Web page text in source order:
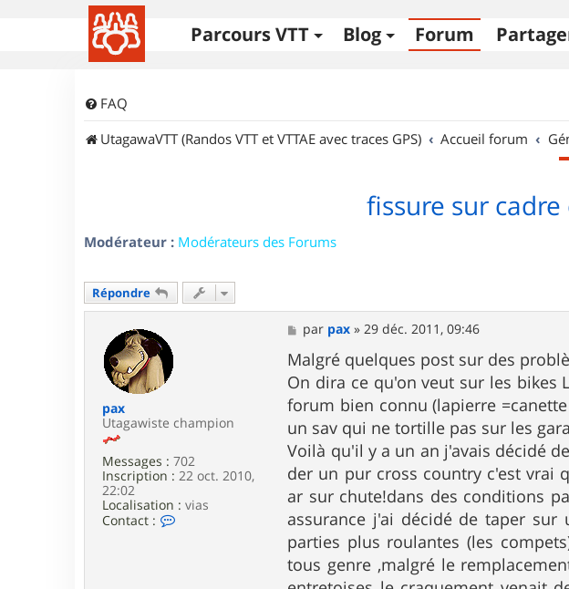
Parcours VTT Blog Forum
FAQ
UtagawaVTT (Randos VTT et VTTAE avec traces GPS)
Accueil forum
fissure sur cadre
Modérateur : Modérateurs des Forums
Répondre
pax
Utagawiste champion
Messages : 702
Inscription : 22 oct. 2010,
22:02
Localisation : vias
Contact :
M
e
s
s
a
g
e
par pax »29 déc. 2011, 09:46
Malgré quelques post sur des
On dira ce qu'on veut sur les bikes
forum bien connu (lapierre
un sav qui ne tortille pas sur les
Voilà qu'il y a un an j'avais décidé
der un pur cross country c'est vrai
ar sur chute!dans des conditions
assurance j'ai décidé de taper
parties plus roulantes (les
tous genre ,malgré le